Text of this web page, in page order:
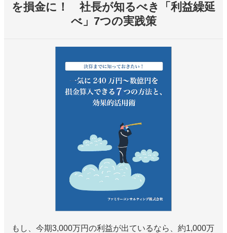
を損金に！ 社長が知るべき「利益繰延
べ」7つの実践策
もし、今期3,000万円の利益が出ているなら、約1,000万